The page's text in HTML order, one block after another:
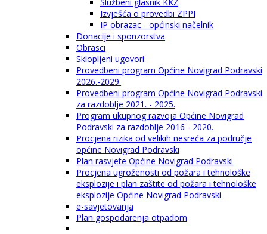
Izvješća o provedbi ZPPI
IP obrazac - općinski načelnik
Donacije i sponzorstva
Obrasci
Sklopljeni ugovori
Provedbeni program Općine Novigrad Podravski
2026.-2029.
Provedbeni program Općine Novigrad Podravski
za razdoblje 2021. - 2025.
Program ukupnog razvoja Općine Novigrad
Podravski za razdoblje 2016 - 2020.
Procjena rizika od velikih nesreća za područje
općine Novigrad Podravski
Plan rasvjete Općine Novigrad Podravski
Procjena ugroženosti od požara i tehnološke
eksplozije i plan zaštite od požara i tehnološke
eksplozije Općine Novigrad Podravski
e-savjetovanja
Plan gospodarenja otpadom